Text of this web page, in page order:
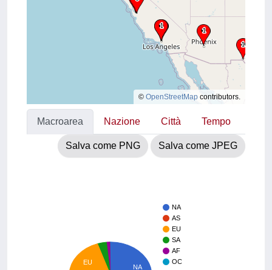
© OpenStreetMap contributors.
Macroarea Nazione Città Tempo
Salva come PNG Salva come JPEG
NA
AS
EU
SA
AF
OC
NA
EU